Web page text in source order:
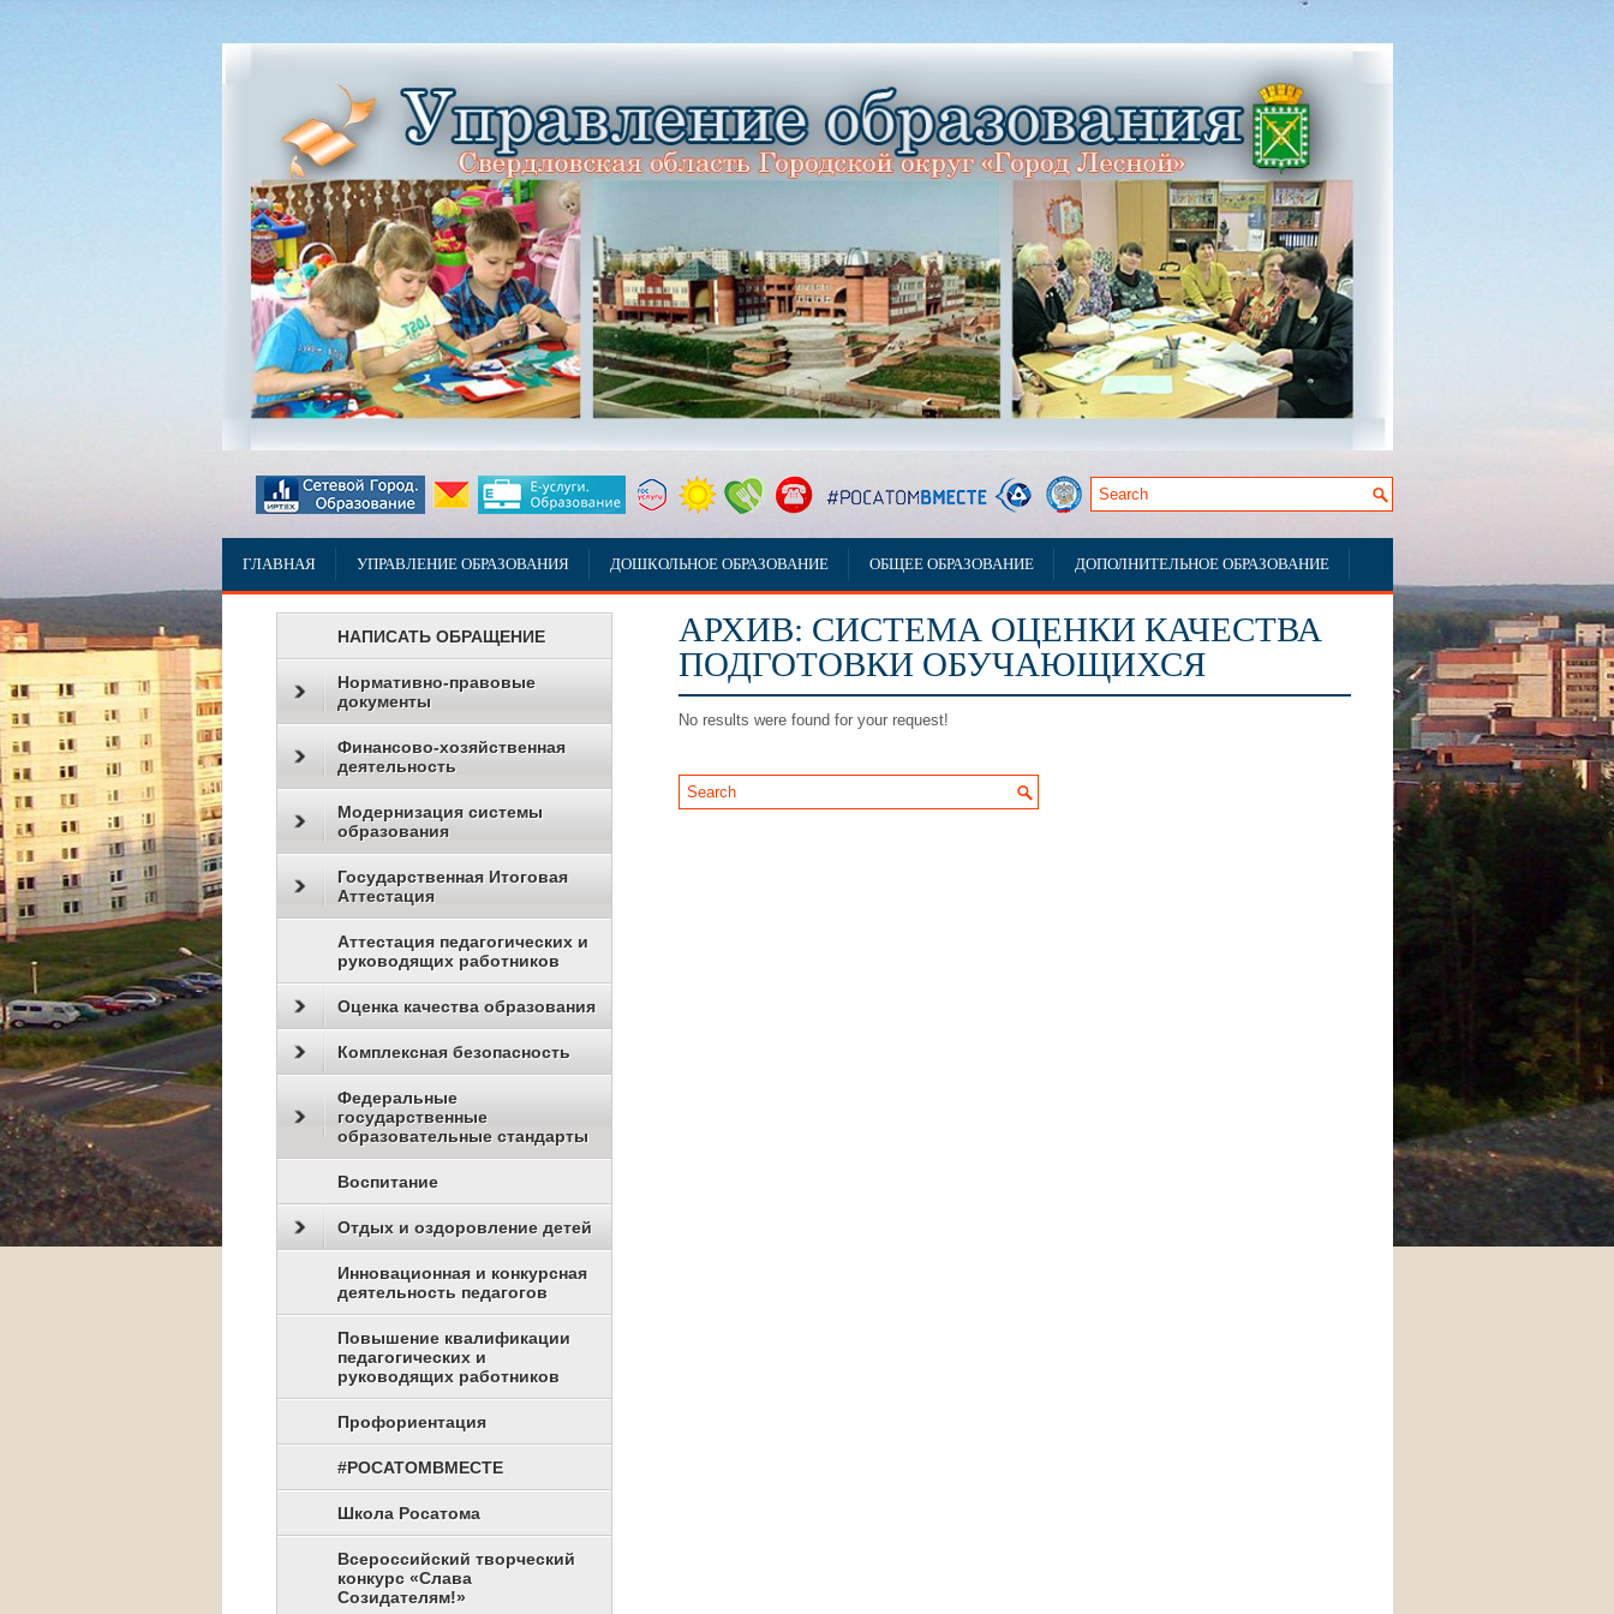
ГЛАВНАЯ УПРАВЛЕНИЕ ОБРАЗОВАНИЯ ДОШКОЛЬНОЕ ОБРАЗОВАНИЕ ОБЩЕЕ ОБРАЗОВАНИЕ ДОПОЛНИТЕЛЬНОЕ ОБРАЗОВАНИЕ
АРХИВ: СИСТЕМА ОЦЕНКИ КАЧЕСТВА
ПОДГОТОВКИ ОБУЧАЮЩИХСЯ
No results were found for your request!
НАПИСАТЬ ОБРАЩЕНИЕ
Нормативно-правовые
документы
Финансово-хозяйственная
деятельность
Модернизация системы
образования
Государственная Итоговая
Аттестация
Аттестация педагогических и
руководящих работников
Оценка качества образования
Комплексная безопасность
Федеральные
государственные
образовательные стандарты
Воспитание
Отдых и оздоровление детей
Инновационная и конкурсная
деятельность педагогов
Повышение квалификации
педагогических и
руководящих работников
Профориентация
#РОСАТОМВМЕСТЕ
Школа Росатома
Всероссийский творческий
конкурс «Слава
Созидателям!»